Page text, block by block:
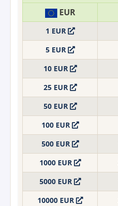
EUR
1 EUR
5 EUR
10 EUR
25 EUR
50 EUR
100 EUR
500 EUR
1000 EUR
5000 EUR
10000 EUR